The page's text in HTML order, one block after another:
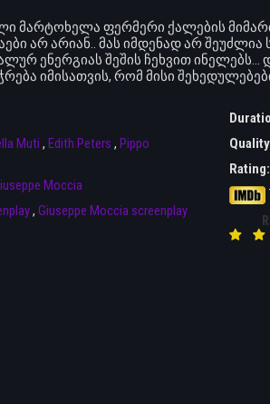
მარტოხელა ფერმერი ქალების
არ არიან.. მას იმდენად არ
ენერგიას შეშის ჩეხვით ინელებს…
იმისათვის, რომ მისი
Muti , Edith Peters , Pippo
Moccia
, Giuseppe Moccia screenplay
Rating: